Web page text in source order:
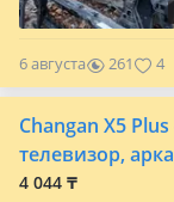
6 августа 261 4
Changan X5
телевизор,
4 044 ₸